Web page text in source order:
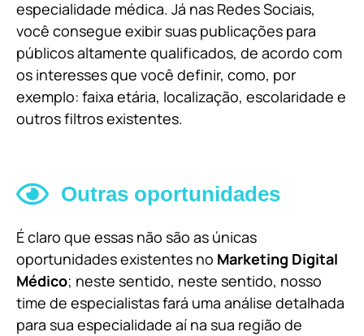
especialidade médica. Já nas Redes Sociais,
você consegue exibir suas publicações para
públicos altamente qualificados, de acordo com
os interesses que você definir, como, por
exemplo: faixa etária, localização, escolaridade e
outros filtros existentes.
Outras oportunidades
É claro que essas não são as únicas
oportunidades existentes no Marketing Digital
Médico; neste sentido, neste sentido, nosso
time de especialistas fará uma análise detalhada
para sua especialidade aí na sua região de